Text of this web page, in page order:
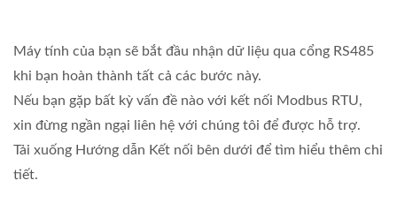
Máy tính của bạn sẽ bắt đầu nhận dữ liệu qua cổng RS485
khi bạn hoàn thành tất cả các bước này.
Nếu bạn gặp bất kỳ vấn đề nào với kết nối Modbus RTU,
xin đừng ngần ngại liên hệ với chúng tôi để được hỗ trợ.
Tải xuống Hướng dẫn Kết nối bên dưới để tìm hiểu thêm chi
tiết.